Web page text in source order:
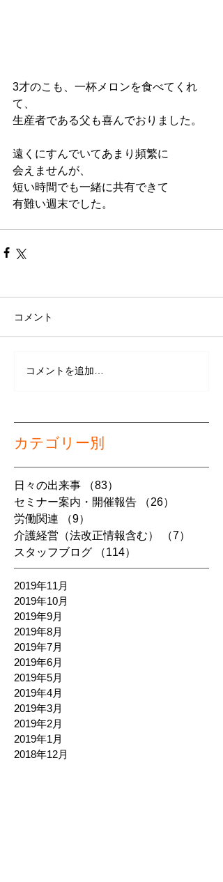
3才のこも、一杯メロンを食べてくれ
て、
生産者である父も喜んでおりました。
遠くにすんでいてあまり頻繁に
会えませんが、
短い時間でも一緒に共有できて
有難い週末でした。
コメント
コメントを追加…
カテゴリー別
日々の出来事 （83）
セミナー案内・開催報告
（26）
労働関連
（9）
介護経営（法改正情報含む）
（7）
スタッフブログ
（114）
2019年11月
2019年10月
2019年9月
2019年8月
2019年7月
2019年6月
2019年5月
2019年4月
2019年3月
2019年2月
2019年1月
2018年12月